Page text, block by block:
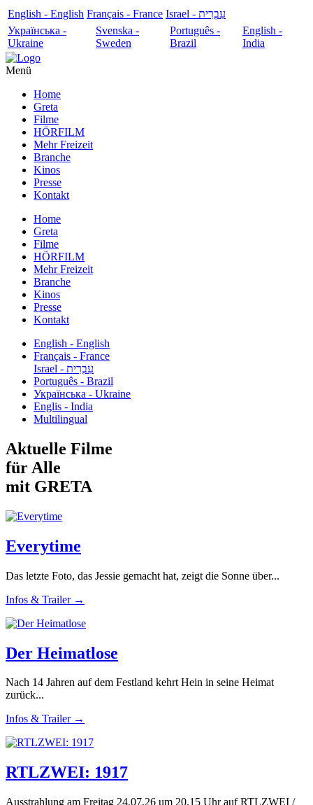
English - English Français - France
עִבְרִית - Israel
Українська -
Ukraine
Svenska -
Sweden
Português -
Brazil
English -
India
Menü
Home
Greta
Filme
HÖRFILM
Mehr Freizeit
Branche
Kinos
Presse
Kontakt
Home
Greta
Filme
HÖRFILM
Mehr Freizeit
Branche
Kinos
Presse
Kontakt
English - English
Français - France
עִבְרִית - Israel
Português - Brazil
Українська - Ukraine
Englis - India
Multilingual
Aktuelle Filme
für Alle
mit GRETA
Everytime
Das letzte Foto, das Jessie gemacht hat, zeigt die Sonne über...
Infos & Trailer →
Der Heimatlose
Nach 14 Jahren auf dem Festland kehrt Hein in seine Heimat
zurück...
Infos & Trailer →
RTLZWEI: 1917
Ausstrahlung am Freitag 24.07.26 um 20.15 Uhr auf RTLZWEI /